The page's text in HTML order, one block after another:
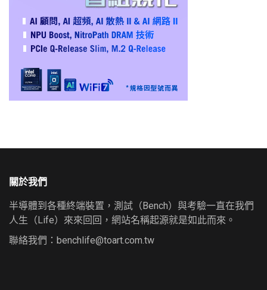
關於我們
半導體到各種終端裝置，測試（Bench）與考驗一直在我們
人生（Life）來來回回，網站名稱起源就是如此而來。
聯絡我們： benchlife@toart.com.tw